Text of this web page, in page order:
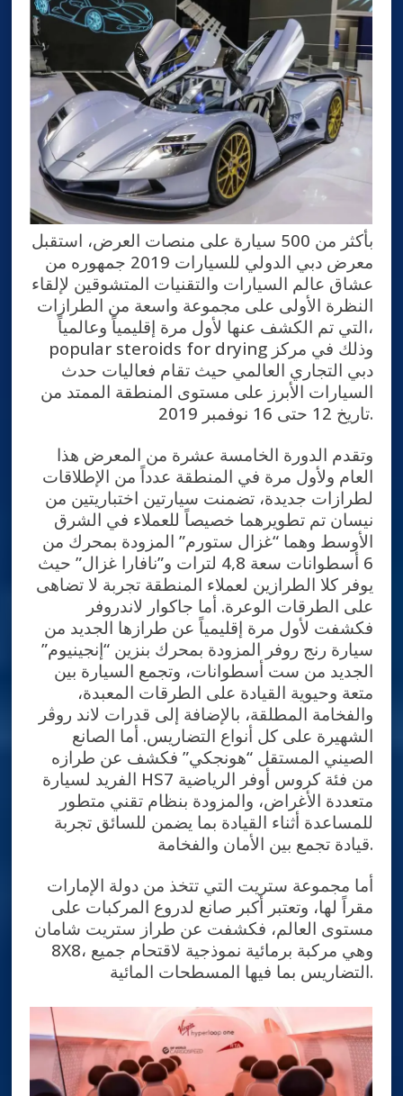
بأكثر من 500 سيارة على منصات العرض، استقبل
معرض دبي الدولي للسيارات 2019 جمهوره من
عشاق عالم السيارات والتقنيات المتشوقين لإلقاء
النظرة الأولى على مجموعة واسعة من الطرازات
التي تم الكشف عنها لأول مرة إقليمياً وعالمياً،
popular steroids for drying وذلك في مركز
دبي التجاري العالمي حيث تقام فعاليات حدث
السيارات الأبرز على مستوى المنطقة الممتد من
تاريخ 12 حتى 16 نوفمبر 2019.
العام ولأول مرة في المنطقة عدداً من الإطلاقات
لطرازات جديدة، تضمنت سيارتين اختباريتين من
نيسان تم تطويرهما خصيصاً للعملاء في الشرق
الأوسط وهما “غزال ستورم” المزودة بمحرك من
6 أسطوانات سعة 4,8 لترات و”نافارا غزال” حيث
يوفر كلا الطرازين لعملاء المنطقة تجربة لا تضاهى
على الطرقات الوعرة. أما جاكوار لاندروفر
فكشفت لأول مرة إقليمياً عن طرازها الجديد من
سيارة رنج روفر المزودة بمحرك بنزين “إنجينيوم”
الجديد من ست أسطوانات، وتجمع السيارة بين
متعة وحيوية القيادة على الطرقات المعبدة،
والفخامة المطلقة، بالإضافة إلى قدرات لاند روڤر
الشهيرة على كل أنواع التضاريس. أما الصانع
الصيني المستقل “هونجكي” فكشف عن طرازه
الفريد لسيارة HS7 من فئة كروس أوفر الرياضية
متعددة الأغراض، والمزودة بنظام تقني متطور
للمساعدة أثناء القيادة بما يضمن للسائق تجربة
قيادة تجمع بين الأمان والفخامة.
أما مجموعة ستريت التي تتخذ من دولة الإمارات
مقراً لها، وتعتبر أكبر صانع لدروع المركبات على
مستوى العالم، فكشفت عن طراز ستريت شامان
8X8، وهي مركبة برمائية نموذجية لاقتحام جميع
التضاريس بما فيها المسطحات المائية.